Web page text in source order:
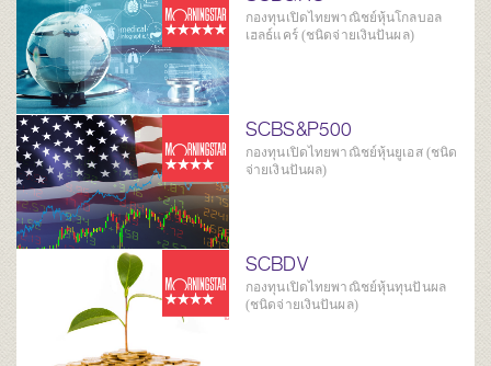
กองทุนเปิดไทยพาณิชย์หุ้นโกลบอล
เฮลธ์แคร์ (ชนิดจ่ายเงินปันผล)
SCBS&P500
กองทุนเปิดไทยพาณิชย์หุ้นยูเอส (ชนิด
จ่ายเงินปันผล)
SCBDV
กองทุนเปิดไทยพาณิชย์หุ้นทุนปันผล
(ชนิดจ่ายเงินปันผล)